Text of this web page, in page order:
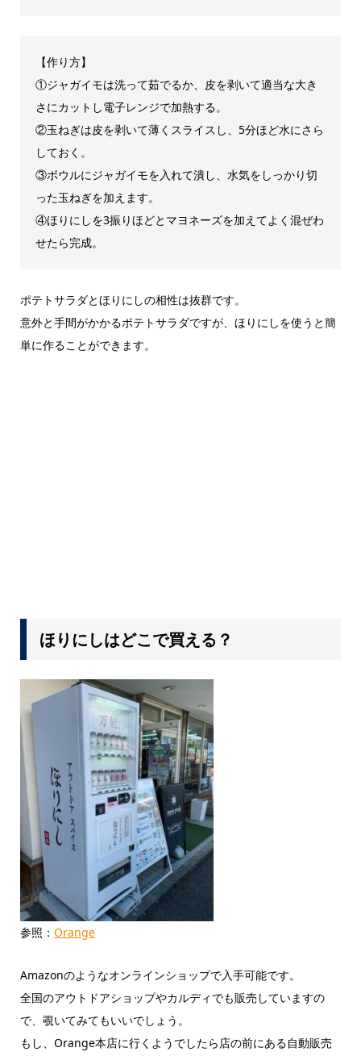
【作り方】
①ジャガイモは洗って茹でるか、皮を剥いて適当な大き
さにカットし電子レンジで加熱する。
②玉ねぎは皮を剥いて薄くスライスし、5分ほど水にさら
しておく。
③ボウルにジャガイモを入れて潰し、水気をしっかり切
った玉ねぎを加えます。
④ほりにしを3振りほどとマヨネーズを加えてよく混ぜわ
せたら完成。
ポテトサラダとほりにしの相性は抜群です。
意外と手間がかかるポテトサラダですが、ほりにしを使うと簡
単に作ることができます。
ほりにしはどこで買える？
参照： Orange
Amazonのようなオンラインショップで入手可能です。
全国のアウトドアショップやカルディでも販売していますの
で、覗いてみてもいいでしょう。
もし、Orange本店に行くようでしたら店の前にある自動販売